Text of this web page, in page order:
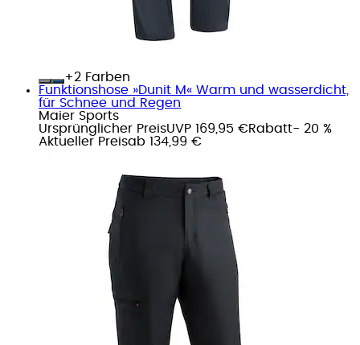
+
Farben
Funktionshose »Dunit M« Warm und wasserdicht,
für Schnee und Regen
Maier Sports
Ursprünglicher PreisUVP 169,95 €Rabatt- 20 %
Aktueller Preisab 134,99 €